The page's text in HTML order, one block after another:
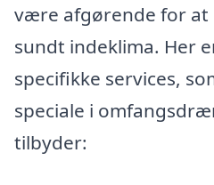
være afgørende for at
sundt indeklima. Her
specifikke services,
speciale i
tilbyder: